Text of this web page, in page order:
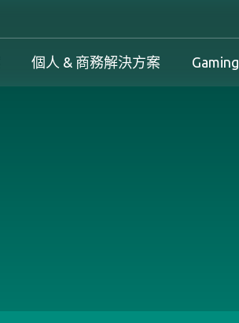
個人 & 商務解決方案 Gaming